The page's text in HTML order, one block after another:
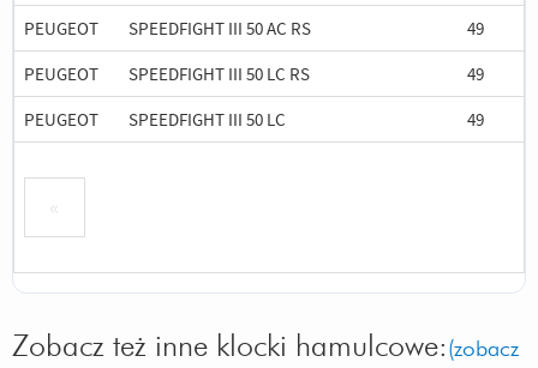
PEUGEOT
SPEEDFIGHT III 50 AC RS
49
PEUGEOT
SPEEDFIGHT III 50 LC RS
49
PEUGEOT
SPEEDFIGHT III 50 LC 49
«
Zobacz też inne klocki hamulcowe: (zobacz